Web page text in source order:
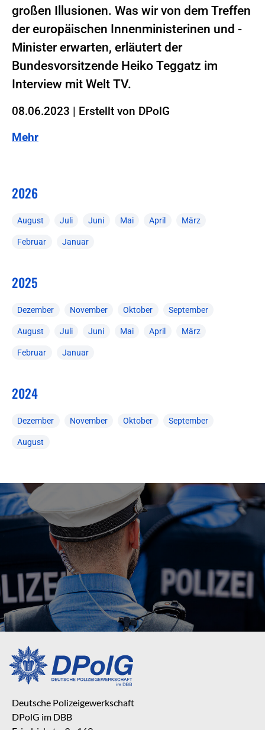
großen Illusionen. Was wir von dem Treffen
der europäischen Innenministerinen und -
Minister erwarten, erläutert der
Bundesvorsitzende Heiko Teggatz im
Interview mit Welt TV.
08.06.2023 | Erstellt von DPolG
Mehr
2026
August Juli Juni Mai April März
Februar Januar
2025
Dezember November Oktober September
August Juli Juni Mai April März
Februar Januar
2024
Dezember November Oktober September
August
Deutsche Polizeigewerkschaft
DPolG im DBB